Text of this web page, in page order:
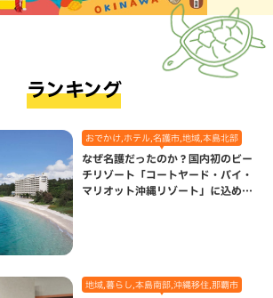
ランキング
おでかけ,ホテル,名護市,地域,本島北部
なぜ名護だったのか？国内初のビー
チリゾート「コートヤード・バイ・
マリオット沖縄リゾート」に込めら
地域,暮らし,本島南部,沖縄移住,那覇市